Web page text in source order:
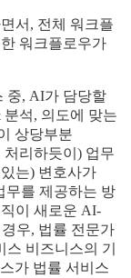
서, 전체 워크플
워크플로우가
중, AI가 담당할
석, 의도에 맞는
상당부분
처리하듯이) 업무
는) 변호사가
무를 제공하는 방
이 새로운 AI-
우, 법률 전문가
비즈니스의 기
가 법률 서비스